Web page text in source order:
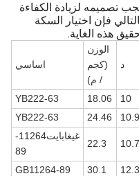
تصميمه لزيادة الكفاءة
فإن اختيار السكة
هذه الغاية.
د
الوزن
(كجم
/ م)
اساسي
10
18.06
YB222-63
10.9
24.46
YB222-63
22.3
غيغابايت 1
1264-
89
12.3
30.1
GB11264-89